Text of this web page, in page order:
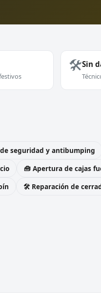
🛠️Sin
seguridad y antibumping
🧰 Apertura de cajas
🛠️ Reparación de